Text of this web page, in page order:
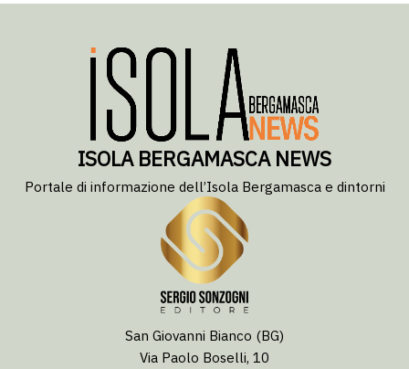
ISOLA BERGAMASCA NEWS
Portale di informazione dell’Isola Bergamasca e dintorni
San Giovanni Bianco (BG)
Via Paolo Boselli, 10